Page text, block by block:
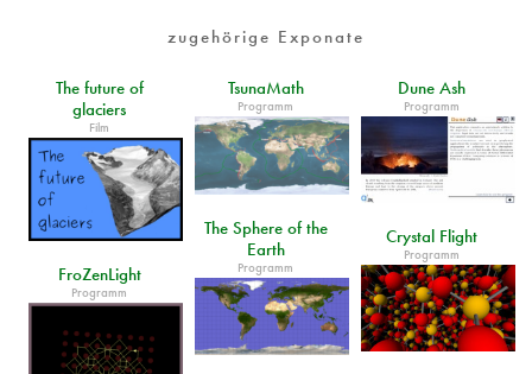
zugehörige Exponate
The future of
glaciers
Film
TsunaMath
Programm
Dune Ash
Programm
The Sphere of the
Earth
Programm
Crystal Flight
Programm
FroZenLight
Programm